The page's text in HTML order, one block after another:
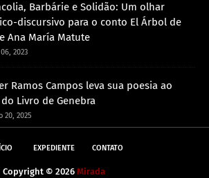
Barbárie e Solidão: Um olhar
discursivo para o conto El Árbol de
Ana María Matute
2023
Ramos Campos leva sua poesia ao
Livro de Genebra
20, 2025
EXPEDIENTE CONTATO
Copyright © 2026 Mirada